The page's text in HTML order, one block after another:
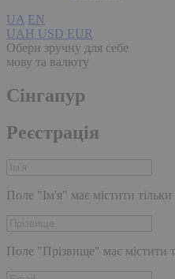
UA EN
UAH USD EUR
Обери зручну для себе
мову та валюту
Сінгапур
Реєстрація
Поле "Ім'я" має містити
Поле "Прізвище" має містити